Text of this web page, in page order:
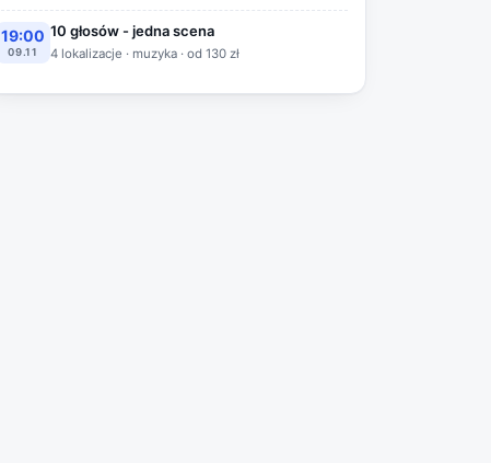
19:00
09.11
10 głosów - jedna scena
4 lokalizacje · muzyka · od 130 zł